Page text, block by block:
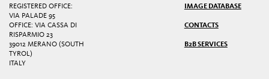
REGISTERED OFFICE:
VIA PALADE 95
OFFICE: VIA CASSA DI
RISPARMIO 23
39012 MERANO (SOUTH
TYROL)
ITALY
IMAGE DATABASE
CONTACTS
B2B SERVICES